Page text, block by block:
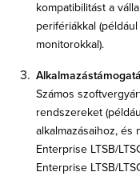
kompatibilitást a
perifériákkal
monitorokkal).
Számos
rendszereket
alkalmazásaihoz, és
Enterprise LTSB/
Enterprise LTSB/